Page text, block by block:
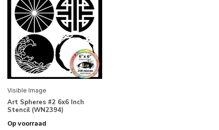
Visible Image
Art Spheres #2 6x6 Inch
Stencil (WN2394)
Op voorraad